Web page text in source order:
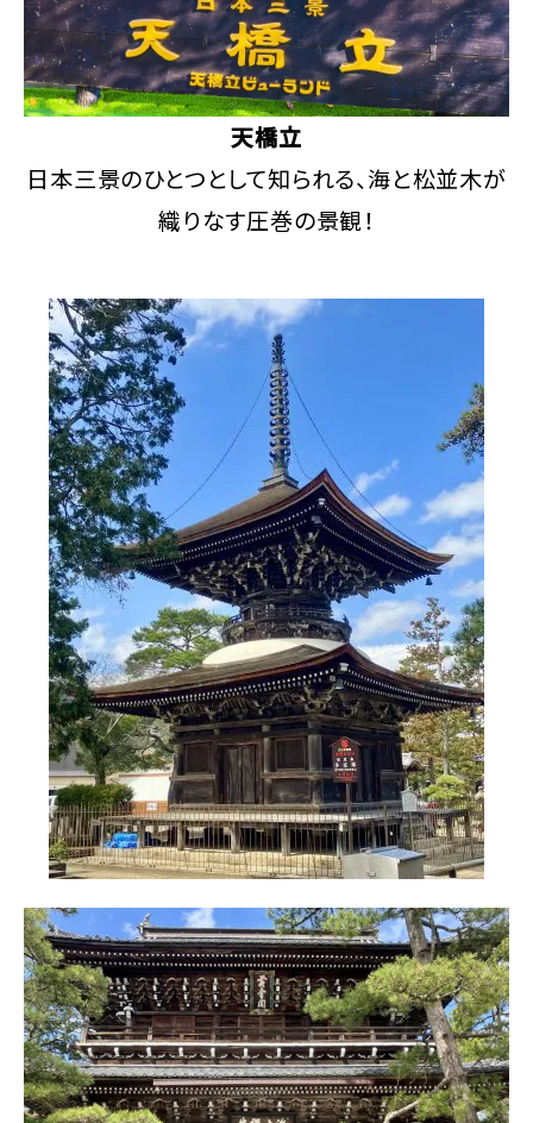
天橋立
日本三景のひとつとして知られる、海と松並木が
織りなす圧巻の景観！